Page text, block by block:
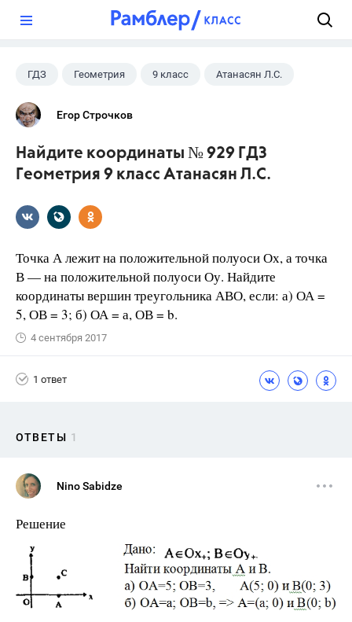
ГДЗ Геометрия 9 класс Атанасян Л.С.
Егор Строчков
Найдите координаты № 929 ГДЗ
Геометрия 9 класс Атанасян Л.С.
Точка А лежит на положительной полуоси Ох, а точка
В — на положительной полуоси Оу. Найдите
координаты вершин треугольника АВО, если: а) ОА =
5, ОВ = 3; б) ОА = а, ОВ = b.
4 сентября 2017
1 ответ
ОТВЕТЫ 1
Nino Sabidze
Решение